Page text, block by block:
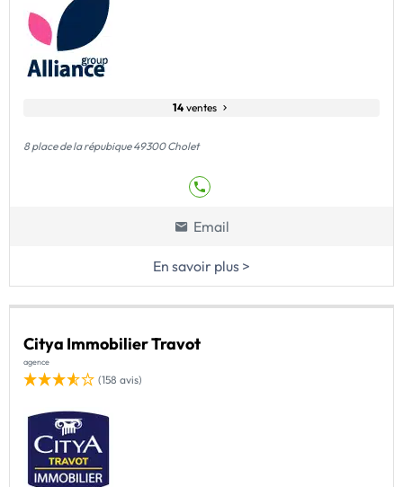
14 ventes
8 place de la répubique 49300 Cholet
Email
En savoir plus >
Citya Immobilier Travot
agence
(158 avis)